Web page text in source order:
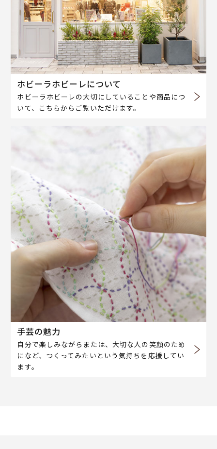
ホビーラホビーレについて
ホビーラホビーレの大切にしていることや商品につ
いて、こちらからご覧いただけます。
手芸の魅力
自分で楽しみながらまたは、大切な人の笑顔のため
になど、つくってみたいという気持ちを応援してい
ます。